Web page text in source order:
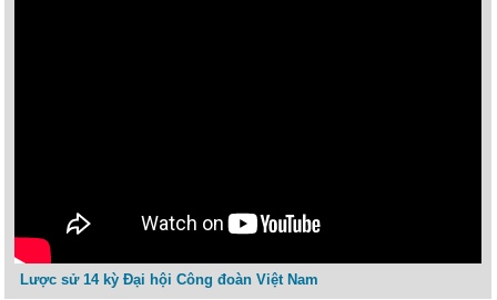
Lược sử 14 kỳ Đại hội Công đoàn Việt Nam